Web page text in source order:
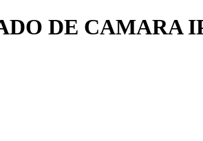
DE CAMARA